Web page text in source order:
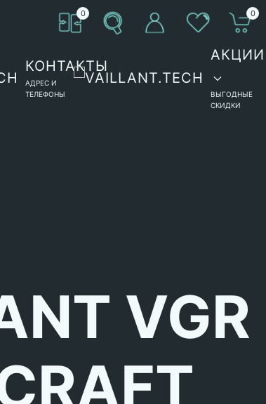
0 0
КОНТАКТЫ
АДРЕС И
ТЕЛЕФОНЫ
АКЦИИ
ВЫГОДНЫЕ
СКИДКИ
VGR